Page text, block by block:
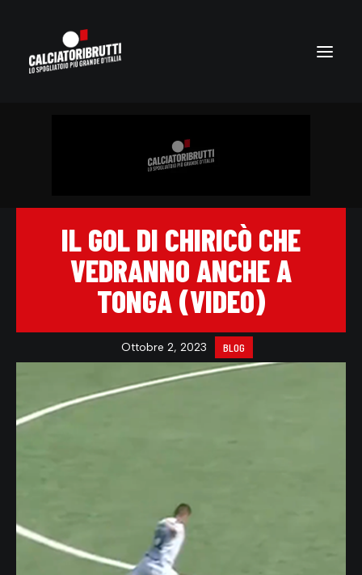
IL GOL DI CHIRICÒ CHE
VEDRANNO ANCHE A
TONGA (VIDEO)
Ottobre 2, 2023 BLOG